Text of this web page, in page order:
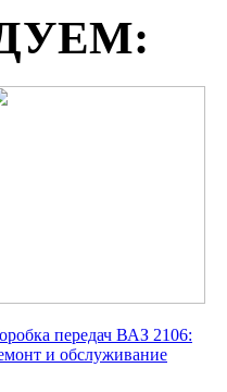
передач ВАЗ 2106:
и обслуживание